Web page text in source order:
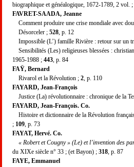
biographique et généalogique, 1672-1789, 2 vol. ;
FAVRET-SAADA, Jeanne
Comment produire une crise mondiale avec
Désorceler ; 528 , p. 12
Impossible (L’) famille Rivière : retour sur un
Sensibilités (Les) religieuses blessées :
1965-1988 ; 443 , p. 84
FAŸ, Bernard
Rivarol et la Révolution ; 2 , p. 110
FAYARD, Jean-François
Justice (La) révolutionnaire : chronique de la
FAYARD, Jean-François. Co.
Histoire et dictionnaire de la Révolution
; 109 , p. 73
FAYAT, Hervé. Co.
« Robert et Cougny » (Le) et l’invention des
du XIXe siècle n° 33 ; (et Bayon) ; 318 , p. 87
FAYE, Emmanuel